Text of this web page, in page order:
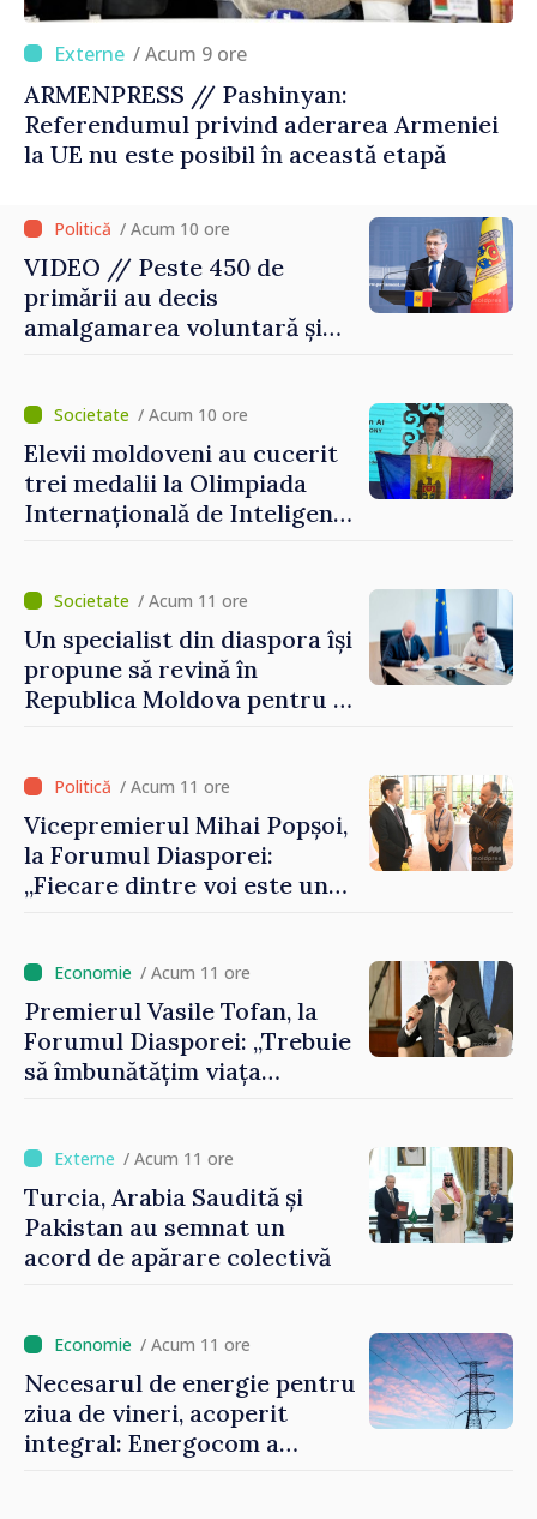
/ Acum 9 ore
ARMENPRESS // Pashinyan:
Referendumul privind aderarea Armeniei
la UE nu este posibil în această etapă
/ Acum 10 ore
VIDEO // Peste 450 de
primării au decis
amalgamarea voluntară și
Grosu: „Este important să
depășim blocajele și să dăm o
șansă localităților să se
dezvolte”
/ Acum 10 ore
Elevii moldoveni au cucerit
trei medalii la Olimpiada
Internațională de Inteligență
/ Acum 11 ore
Un specialist din diaspora își
propune să revină în
Republica Moldova pentru a
/ Acum 11 ore
Vicepremierul Mihai Popșoi,
la Forumul Diasporei:
„Fiecare dintre voi este un
imaginii Republicii Moldova”
/ Acum 11 ore
Premierul Vasile Tofan, la
Forumul Diasporei: „Trebuie
să îmbunătățim viața
/ Acum 11 ore
Turcia, Arabia Saudită și
Pakistan au semnat un
acord de apărare colectivă
/ Acum 11 ore
Necesarul de energie pentru
ziua de vineri, acoperit
integral: Energocom a